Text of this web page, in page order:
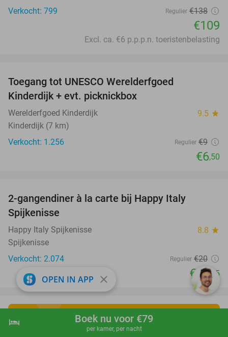
shopping_cart Boek nu
hotel Boek nu voor €79
per kamer, per nacht
Verkocht: 799
Regulier €138
€109
Excl. ca. €6 p.p.p.n. toeristenbelasting
Toegang tot UNESCO Werelderfgoed
Kinderdijk + evt. picknickbox
Werelderfgoed Kinderdijk 9.5 star
Kinderdijk (7 km)
Verkocht: 1.256
Regulier €9
€6,50
2-gangendiner à la carte bij Happy Italy
Spijkenisse
Happy Italy Spijkenisse 8.8 star
Spijkenisse
Verkocht: 2.074
Regulier €20
€12,95
Ontdek de leukste
OPEN IN APP close